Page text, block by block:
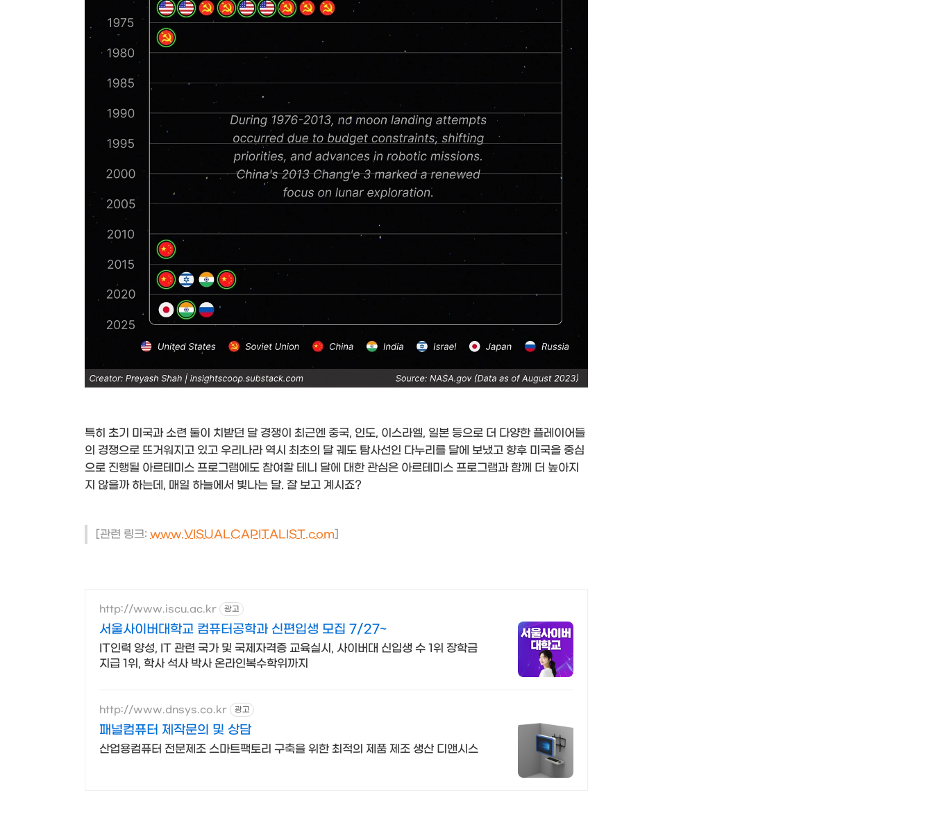
특히 초기 미국과 소련 둘이 치받던 달 경쟁이 최근엔 중국, 인도, 이스라엘, 일본 등으로 더 다양한 플레이어들
의 경쟁으로 뜨거워지고 있고 우리나라 역시 최초의 달 궤도 탐사선인 다누리를 달에 보냈고 향후 미국을 중심
으로 진행될 아르테미스 프로그램에도 참여할 테니 달에 대한 관심은 아르테미스 프로그램과 함께 더 높아지
지 않을까 하는데, 매일 하늘에서 빛나는 달. 잘 보고 계시죠?
[관련 링크: www.VISUALCAPITALIST.com]
http://www.iscu.ac.kr 광고
서울사이버대학교 컴퓨터공학과 신편입생 모집 7/27~
IT인력 양성, IT 관련 국가 및 국제자격증 교육실시, 사이버대 신입생 수 1위 장학금
지급 1위, 학사 석사 박사 온라인복수학위까지
http://www.dnsys.co.kr 광고
패널컴퓨터 제작문의 및 상담
산업용컴퓨터 전문제조 스마트팩토리 구축을 위한 최적의 제품 제조 생산 디앤시스